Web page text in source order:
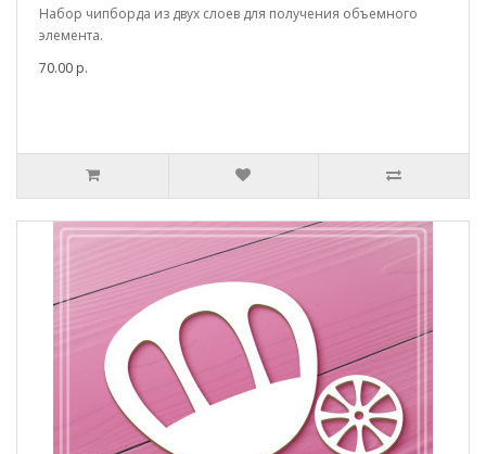
Набор чипборда из двух слоев для получения объемного
элемента.
70.00 р.